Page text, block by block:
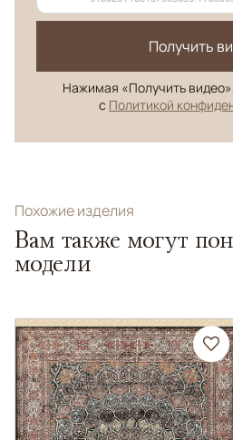
Получить
Нажимая «Получить
с Политикой
Похожие изделия
Вам также могут
модели